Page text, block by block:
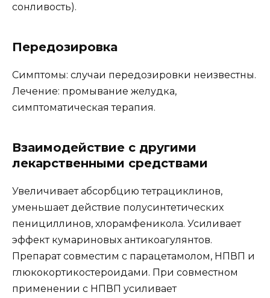
сонливость).
Передозировка
Симптомы: случаи передозировки неизвестны.
Лечение: промывание желудка,
симптоматическая терапия.
Взаимодействие с другими
лекарственными средствами
Увеличивает абсорбцию тетрациклинов,
уменьшает действие полусинтетических
пенициллинов, хлорамфеникола. Усиливает
эффект кумариновых антикоагулянтов.
Препарат совместим с парацетамолом, НПВП и
глюкокортикостероидами. При совместном
применении с НПВП усиливает